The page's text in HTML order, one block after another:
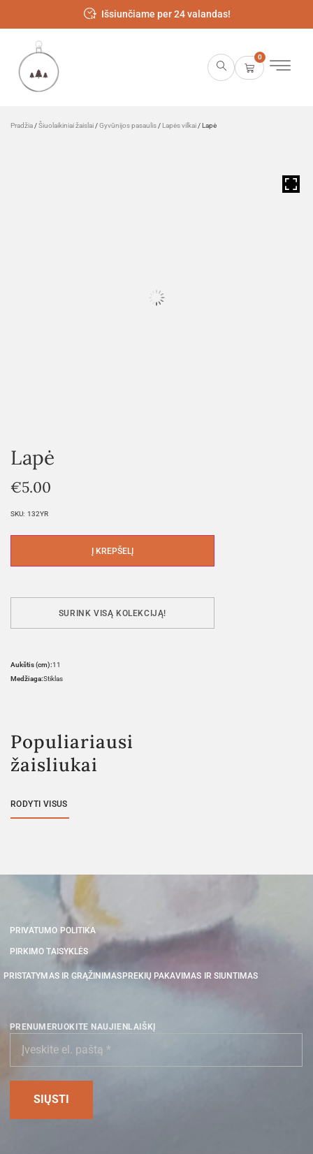
Išsiunčiame per 24 valandas!
0
Pradžia /Šiuolaikiniai žaislai /Gyvūnijos pasaulis / Lapės vilkai / Lapė
Lapė
€5.00
SKU: 132YR
Į KREPŠELĮ
SURINK VISĄ KOLEKCIJĄ!
Aukštis (cm):11
Medžiaga:Stiklas
Populiariausi
žaisliukai
RODYTI VISUS
PRIVATUMO POLITIKA
PIRKIMO TAISYKLĖS
PRISTATYMAS IR GRĄŽINIMAS PREKIŲ PAKAVIMAS IR SIUNTIMAS
PRENUMERUOKITE NAUJIENLAIŠKĮ